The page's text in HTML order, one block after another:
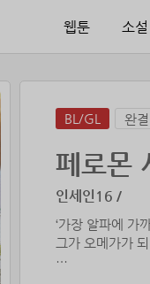
웹툰 소설
BL/GL 완결
페로몬
인세인16 /
‘가장 알파에 가
그가 오메가가